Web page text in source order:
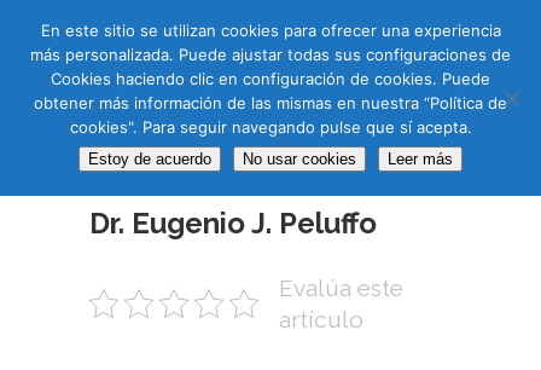
CAT ENG
24 FEB
Dr. Eugenio J. Peluffo
Evalúa este
artículo
En este sitio se utilizan cookies para ofrecer una experiencia
más personalizada. Puede ajustar todas sus configuraciones de
Cookies haciendo clic en configuración de cookies. Puede
obtener más información de las mismas en nuestra “Política de
cookies". Para seguir navegando pulse que sí acepta.
Estoy de acuerdo No usar cookies Leer más